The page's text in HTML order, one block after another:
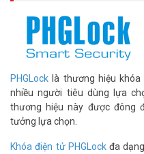
– Cấu tạo: Hợp kim Nhôm
– Phù hợp cho căn hộ, Nhà
– Mở khóa bằng APP Tuya
mã số (bộ nhớ 300 user) và
cấp.
– Chốt khóa sẽ tự động rút
chốt an toàn độc lập bên trong.
– Dễ dàng chuyển đổi lắp cho
– Pin: sạc theo khóa, thời
PHGLock là thương hiệu
nhiều người tiêu dùng lựa
thương hiệu này được đông
tưởng lựa chọn.
Khóa điện tử PHGLockđa